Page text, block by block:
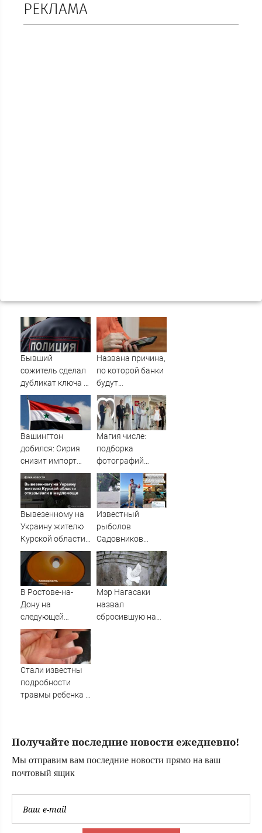
РЕКЛАМА
Бывший
сожитель сделал
дубликат ключа и
обокрал уфимку
Названа причина,
по которой банки
будут
блокировать
переводы
Вашингтон
добился: Сирия
снизит импорт
нефти из РФ
Магия числе:
подборка
фотографий
рязанских свадеб
08.08.2026
Вывезенному на
Украину жителю
Курской области
отказывали в
медпомощи
Известный
рыболов
Садовников
пропал на Волге
во время шторма
В Ростове-на-
Дону на
следующей
неделе
запланировали
отключения
электричества
Мэр Нагасаки
назвал
сбросившую на
Стали известны
подробности
травмы ребенка в
Получайте последние новости ежедневно!
Мы отправим вам последние новости прямо на ваш
почтовый ящик